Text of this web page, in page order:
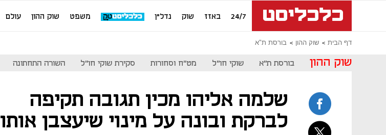
24/7 באזז שוק נדל"ן משפט שוק ההון עולם
דף הבית שוק ההון בורסת ת"א
שוק ההון בורסת ת"א שוקי חו"ל מט"ח וסחורות סקירת שוקי חו"ל השורה התחתונה
שלמה אליהו מכין תגובה תקיפה
לברקת ובונה על מינוי שיעצבן אותו